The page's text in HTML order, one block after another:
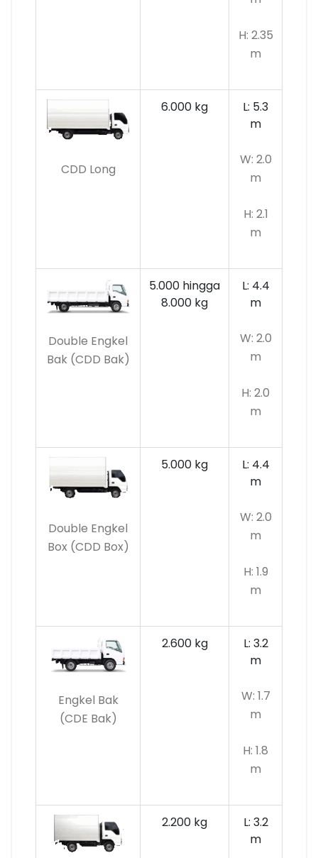
H: 2.35
m
CDD Long
6.000 kg
L: 5.3
m
W: 2.0
m
H: 2.1
m
Double Engkel
Bak (CDD Bak)
5.000 hingga
8.000 kg
L: 4.4
m
W: 2.0
m
H: 2.0
m
Double Engkel
Box (CDD Box)
5.000 kg
L: 4.4
m
W: 2.0
m
H: 1.9
m
Engkel Bak
(CDE Bak)
2.600 kg
L: 3.2
m
W: 1.7
m
H: 1.8
m
2.200 kg
L: 3.2
m